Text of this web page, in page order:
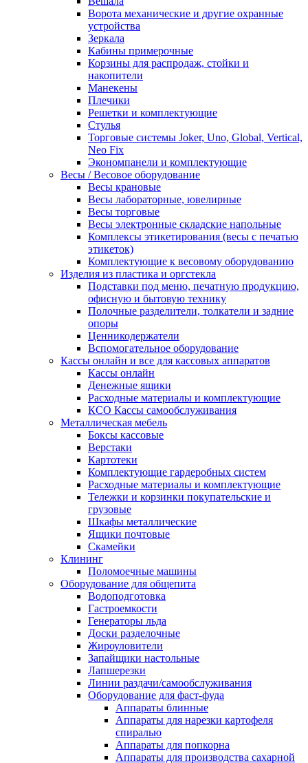
Ворота механические и другие охранные
устройства
Зеркала
Кабины примерочные
Корзины для распродаж, стойки и
накопители
Манекены
Плечики
Решетки и комплектующие
Стулья
Торговые системы Joker, Uno, Global, Vertical,
Neo Fix
Экономпанели и комплектующие
Весы / Весовое оборудование
Весы крановые
Весы лабораторные, ювелирные
Весы торговые
Весы электронные складские напольные
Комплексы этикетирования (весы с печатью
этикеток)
Комплектующие к весовому оборудованию
Изделия из пластика и оргстекла
Подставки под меню, печатную продукцию,
офисную и бытовую технику
Полочные разделители, толкатели и задние
опоры
Ценникодержатели
Вспомогательное оборудование
Кассы онлайн и все для кассовых аппаратов
Кассы онлайн
Денежные ящики
Расходные материалы и комплектующие
КСО Кассы самообслуживания
Металлическая мебель
Боксы кассовые
Верстаки
Картотеки
Комплектующие гардеробных систем
Расходные материалы и комплектующие
Тележки и корзинки покупательские и
грузовые
Шкафы металлические
Ящики почтовые
Скамейки
Клининг
Поломоечные машины
Оборудование для общепита
Водоподготовка
Гастроемкости
Генераторы льда
Доски разделочные
Жироуловители
Запайщики настольные
Лапшерезки
Линии раздачи/самообслуживания
Оборудование для фаст-фуда
Аппараты блинные
Аппараты для нарезки картофеля
спиралью
Аппараты для попкорна
Аппараты для производства сахарной